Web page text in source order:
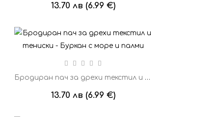
13.70 лв (6.99 €)
Бродиран пач за дрехи текстил и тениски - Буркан с море и палми
13.70 лв (6.99 €)